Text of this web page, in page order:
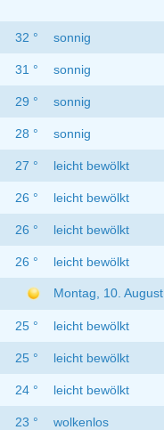
32 ° sonnig
31 ° sonnig
29 ° sonnig
28 ° sonnig
27 ° leicht bewölkt
26 ° leicht bewölkt
26 ° leicht bewölkt
26 ° leicht bewölkt
Montag, 10. August
25 ° leicht bewölkt
25 ° leicht bewölkt
24 ° leicht bewölkt
23 ° wolkenlos